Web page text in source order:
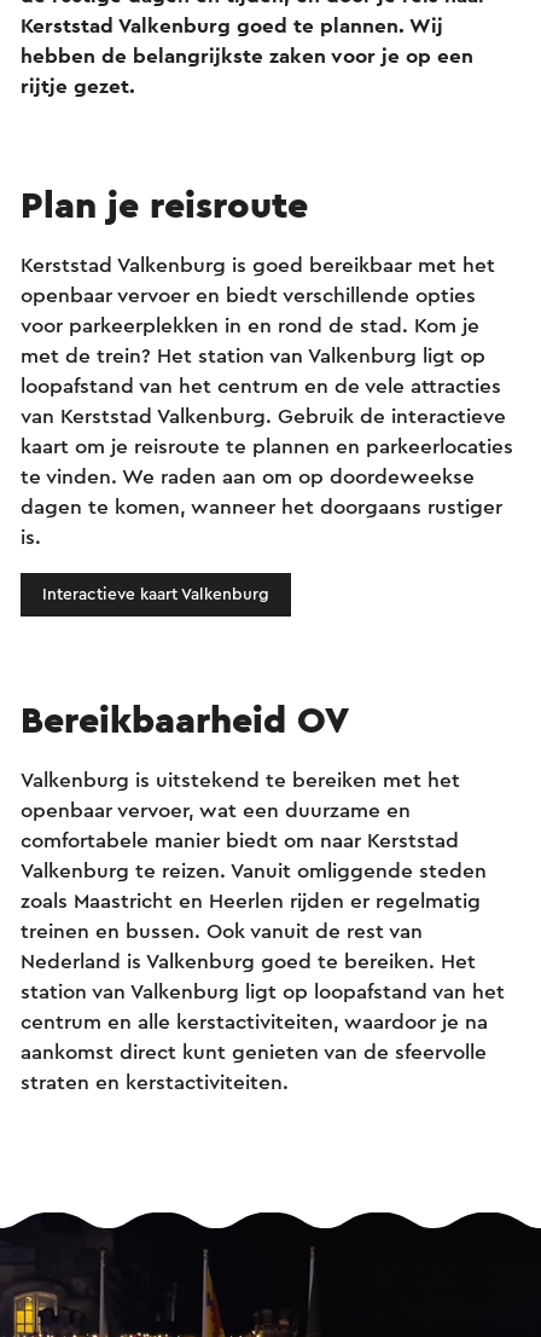
Kerststad Valkenburg goed te plannen. Wij
hebben de belangrijkste zaken voor je op een
rijtje gezet.
Plan je reisroute
Kerststad Valkenburg is goed bereikbaar met het
openbaar vervoer en biedt verschillende opties
voor parkeerplekken in en rond de stad. Kom je
met de trein? Het station van Valkenburg ligt op
loopafstand van het centrum en de vele attracties
van Kerststad Valkenburg. Gebruik de interactieve
kaart om je reisroute te plannen en parkeerlocaties
te vinden. We raden aan om op doordeweekse
dagen te komen, wanneer het doorgaans rustiger
is.
Interactieve kaart Valkenburg
Bereikbaarheid OV
Valkenburg is uitstekend te bereiken met het
openbaar vervoer, wat een duurzame en
comfortabele manier biedt om naar Kerststad
Valkenburg te reizen. Vanuit omliggende steden
zoals Maastricht en Heerlen rijden er regelmatig
treinen en bussen. Ook vanuit de rest van
Nederland is Valkenburg goed te bereiken. Het
station van Valkenburg ligt op loopafstand van het
centrum en alle kerstactiviteiten, waardoor je na
aankomst direct kunt genieten van de sfeervolle
straten en kerstactiviteiten.